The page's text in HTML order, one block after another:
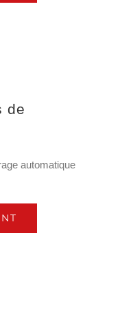
de
automatique